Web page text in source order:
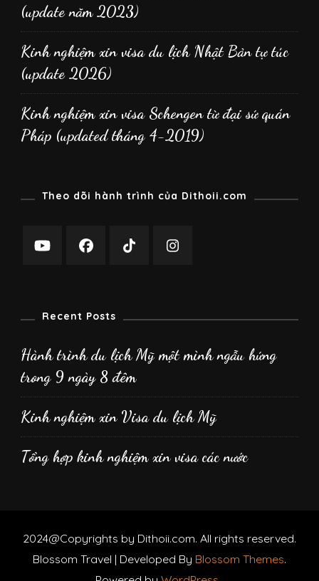
(update năm 2023)
Kinh nghiệm xin visa du lịch Nhật Bản tự túc
(update 2026)
Kinh nghiệm xin visa Schengen từ đại sứ quán
Pháp (updated tháng 4-2019)
Theo dõi hành trình của Dithoii.com
Recent Posts
Hành trình du lịch Mỹ một mình ngẫu hứng
trong 9 ngày 8 đêm
Kinh nghiệm xin Visa du lịch Mỹ
Tổng hợp kinh nghiệm xin visa các nước
2024@Copyrights by Dithoii.com. All rights reserved.
Blossom Travel | Developed By Blossom Themes.